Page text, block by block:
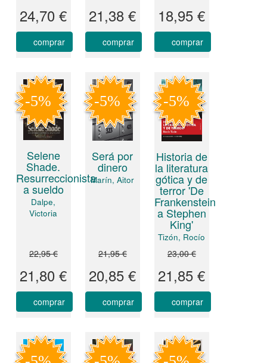
24,70 €
comprar
21,38 €
comprar
18,95 €
comprar
Selene
Shade.
Resurreccionista
a sueldo
Dalpe,
Victoria
22,95 €
21,80 €
comprar
Será por
dinero
Marín, Aitor
21,95 €
20,85 €
comprar
Historia de
la literatura
gótica y de
terror 'De
Frankenstein
a Stephen
King'
Tizón, Rocío
23,00 €
21,85 €
comprar